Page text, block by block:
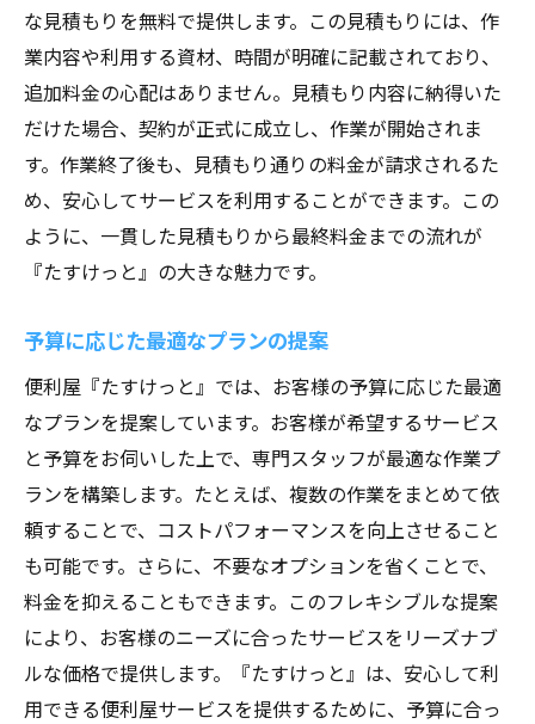
な見積もりを無料で提供します。この見積もりには、作
業内容や利用する資材、時間が明確に記載されており、
追加料金の心配はありません。見積もり内容に納得いた
だけた場合、契約が正式に成立し、作業が開始されま
す。作業終了後も、見積もり通りの料金が請求されるた
め、安心してサービスを利用することができます。この
ように、一貫した見積もりから最終料金までの流れが
『たすけっと』の大きな魅力です。
予算に応じた最適なプランの提案
便利屋『たすけっと』では、お客様の予算に応じた最適
なプランを提案しています。お客様が希望するサービス
と予算をお伺いした上で、専門スタッフが最適な作業プ
ランを構築します。たとえば、複数の作業をまとめて依
頼することで、コストパフォーマンスを向上させること
も可能です。さらに、不要なオプションを省くことで、
料金を抑えることもできます。このフレキシブルな提案
により、お客様のニーズに合ったサービスをリーズナブ
ルな価格で提供します。『たすけっと』は、安心して利
用できる便利屋サービスを提供するために、予算に合っ